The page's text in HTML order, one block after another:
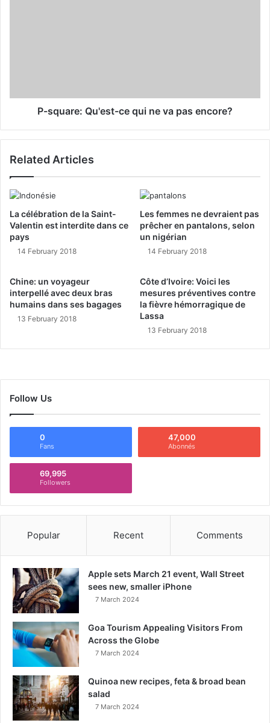
P-square: Qu'est-ce qui ne va pas encore?
Related Articles
La célébration de la Saint-
Valentin est interdite dans ce
pays
14 February 2018
Les femmes ne devraient pas
prêcher en pantalons, selon
un nigérian
14 February 2018
Chine: un voyageur
interpellé avec deux bras
humains dans ses bagages
13 February 2018
Côte d’Ivoire: Voici les
mesures préventives contre
la fièvre hémorragique de
Lassa
13 February 2018
Follow Us
0
Fans
47,000
Abonnés
69,995
Followers
Popular Recent Comments
Apple sets March 21 event, Wall Street
sees new, smaller iPhone
7 March 2024
Goa Tourism Appealing Visitors From
Across the Globe
7 March 2024
Quinoa new recipes, feta & broad bean
salad
7 March 2024